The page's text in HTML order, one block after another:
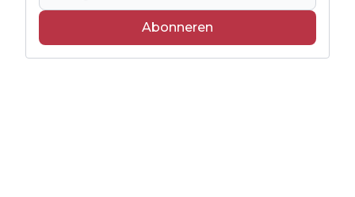
Abonneren